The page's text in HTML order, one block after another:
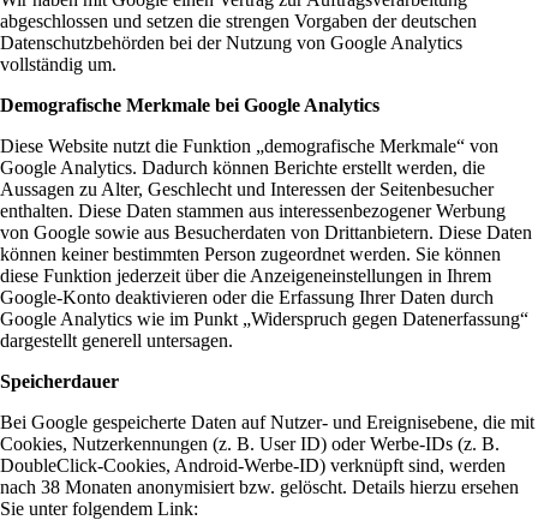
abgeschlossen und setzen die strengen Vorgaben der deutschen
Datenschutzbehörden bei der Nutzung von Google Analytics
vollständig um.
Demografische Merkmale bei Google Analytics
Diese Website nutzt die Funktion „demografische Merkmale“ von
Google Analytics. Dadurch können Berichte erstellt werden, die
Aussagen zu Alter, Geschlecht und Interessen der Seitenbesucher
enthalten. Diese Daten stammen aus interessenbezogener Werbung
von Google sowie aus Besucherdaten von Drittanbietern. Diese Daten
können keiner bestimmten Person zugeordnet werden. Sie können
diese Funktion jederzeit über die Anzeigeneinstellungen in Ihrem
Google-Konto deaktivieren oder die Erfassung Ihrer Daten durch
Google Analytics wie im Punkt „Widerspruch gegen Datenerfassung“
dargestellt generell untersagen.
Speicherdauer
Bei Google gespeicherte Daten auf Nutzer- und Ereignisebene, die mit
Cookies, Nutzerkennungen (z. B. User ID) oder Werbe-IDs (z. B.
DoubleClick-Cookies, Android-Werbe-ID) verknüpft sind, werden
nach 38 Monaten anonymisiert bzw. gelöscht. Details hierzu ersehen
Sie unter folgendem Link: